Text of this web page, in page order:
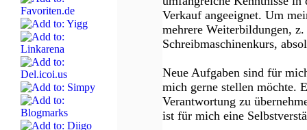
Verkauf angeeignet. Um
mehrere Weiterbildungen,
Schreibmaschinenkurs,
Neue Aufgaben sind für
mich gerne stellen möchte.
Verantwortung zu
ist für mich eine